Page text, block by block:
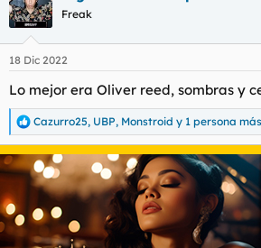
c
i
e
:
Freak
18 Dic 2022
Lo mejor era Oliver reed, sombras y
R
e
a
c
o
n
Cazurro25, UBP, Monstroid y 1 persona más